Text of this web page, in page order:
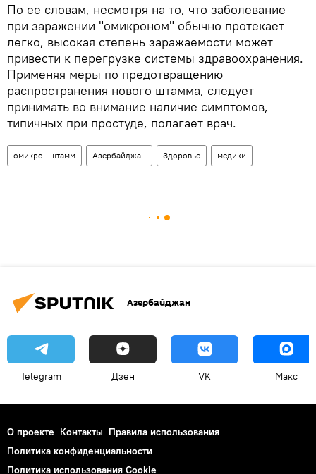
По ее словам, несмотря на то, что заболевание
при заражении "омикроном" обычно протекает
легко, высокая степень заражаемости может
привести к перегрузке системы здравоохранения.
Применяя меры по предотвращению
распространения нового штамма, следует
принимать во внимание наличие симптомов,
типичных при простуде, полагает врач.
омикрон штамм Азербайджан Здоровье медики
Азербайджан
Telegram Дзен VK Макс
О проекте Контакты Правила использования
Политика конфиденциальности
Политика использования Cookie